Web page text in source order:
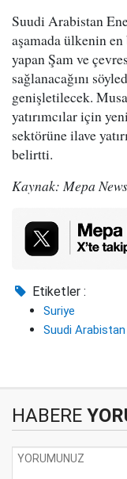
Suudi Arabistan
aşamada ülkenin
yapan Şam ve
sağlanacağını
genişletilecek.
yatırımcılar için
sektörüne ilave
belirtti.
Kaynak: Mepa News
Etiketler :
Suriye
Suudi Arabistan
HABERE